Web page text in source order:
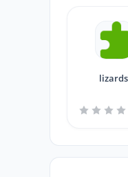
lizards